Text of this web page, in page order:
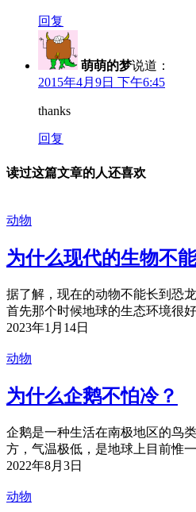
回复
萌萌的梦说道：
2015年4月9日 下午6:45
thanks
回复
读过这篇文章的人还喜欢
动物
为什么现代的生物不
据了解，现在的动物不能长到恐
首先那个时候地球的生态环境很
2023年1月14日
动物
为什么企鹅不怕冷？
企鹅是一种生活在南极地区的鸟
方，气温极低，是地球上目前惟
2022年8月3日
动物